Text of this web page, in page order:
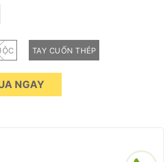
TAY CUỐN THÉP
NGAY